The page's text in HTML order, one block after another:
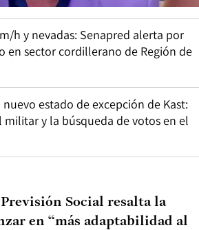
h y nevadas: Senapred alerta por
en sector cordillerano de Región de
estado de excepción de Kast:
militar y la búsqueda de votos en el
Social resalta la
en “más adaptabilidad al